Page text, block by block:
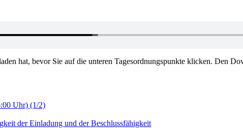
hat, bevor Sie auf die unteren Tagesordnungspunkte klicken. Den
Uhr) (1/2)
der Einladung und der Beschlussfähigkeit